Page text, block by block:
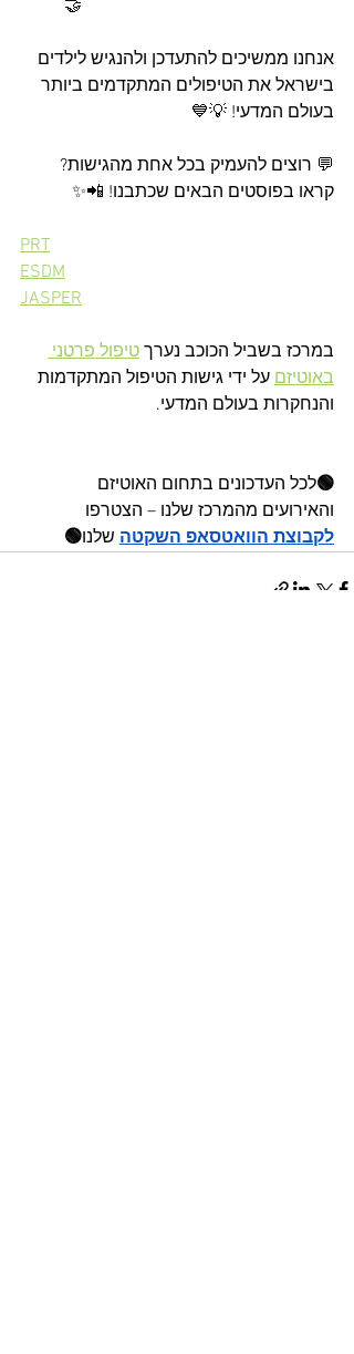
🤝
אנחנו ממשיכים להתעדכן ולהנגיש לילדים
בישראל את הטיפולים המתקדמים ביותר
בעולם המדעי! 💡💙
💬 רוצים להעמיק בכל אחת מהגישות?
קראו בפוסטים הבאים שכתבנו! 📲✨
PRT
ESDM
JASPER
במרכז בשביל הכוכב נערך טיפול פרטני
באוטיזם על ידי גישות הטיפול המתקדמות
והנחקרות בעולם המדעי.
🟢לכל העדכונים בתחום האוטיזם
והאירועים מהמרכז שלנו – הצטרפו
לקבוצת הוואטסאפ השקטה שלנו🟢